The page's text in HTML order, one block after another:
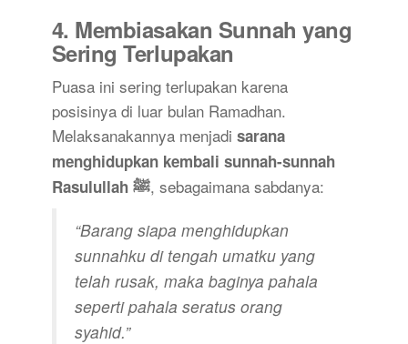
4. Membiasakan Sunnah yang
Sering Terlupakan
Puasa ini sering terlupakan karena
posisinya di luar bulan Ramadhan.
Melaksanakannya menjadi sarana
menghidupkan kembali sunnah-sunnah
Rasulullah ﷺ, sebagaimana sabdanya:
“Barang siapa menghidupkan
sunnahku di tengah umatku yang
telah rusak, maka baginya pahala
seperti pahala seratus orang
syahid.”